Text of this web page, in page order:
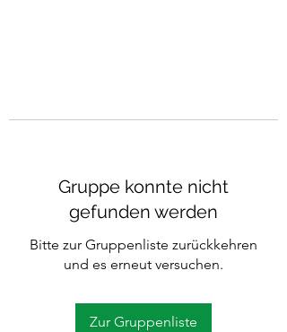
Gruppe konnte nicht
gefunden werden
Bitte zur Gruppenliste zurückkehren
und es erneut versuchen.
Zur Gruppenliste